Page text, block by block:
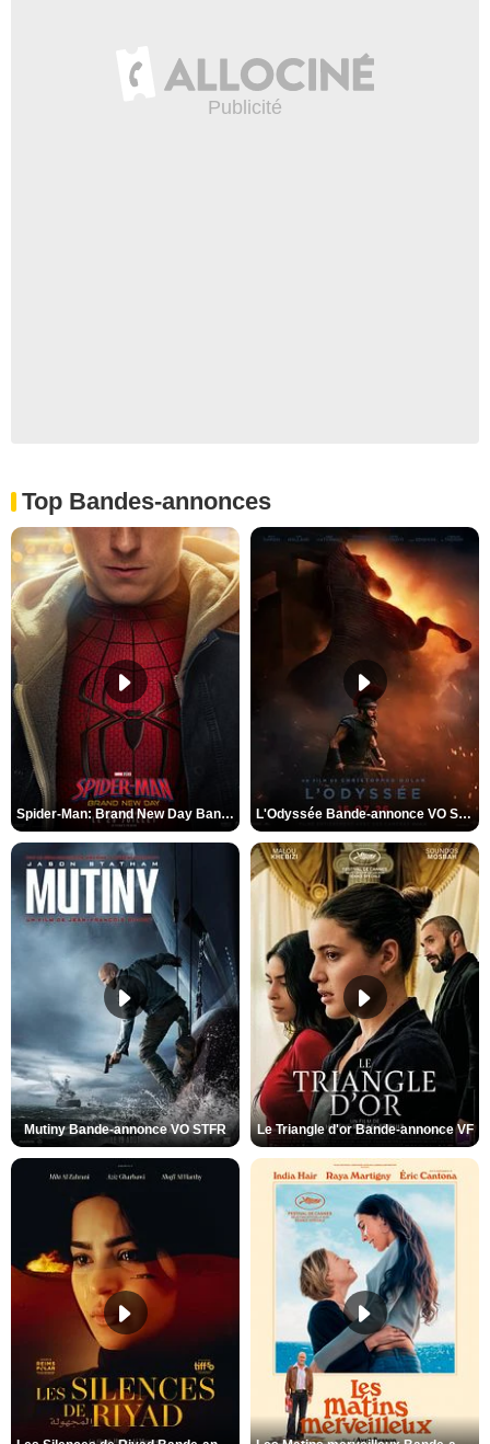
Top Bandes-annonces
Spider-Man: Brand New Day Bande-annonce VO STFR L'Odyssée Bande-annonce VO STFR
Mutiny Bande-annonce VO STFR Le Triangle d'or Bande-annonce VF